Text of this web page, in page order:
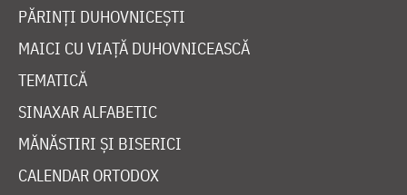
PĂRINȚI DUHOVNICEȘTI
MAICI CU VIAȚĂ DUHOVNICEASCĂ
TEMATICĂ
SINAXAR ALFABETIC
MĂNĂSTIRI ȘI BISERICI
CALENDAR ORTODOX